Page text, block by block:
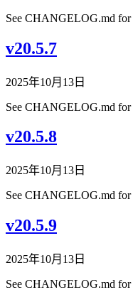
See CHANGELOG.md for
v20.5.7
2025年10月13日
See CHANGELOG.md for
v20.5.8
2025年10月13日
See CHANGELOG.md for
v20.5.9
2025年10月13日
See CHANGELOG.md for